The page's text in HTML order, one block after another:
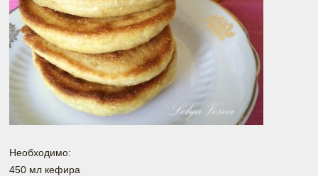
Необходимо:
450 мл кефира